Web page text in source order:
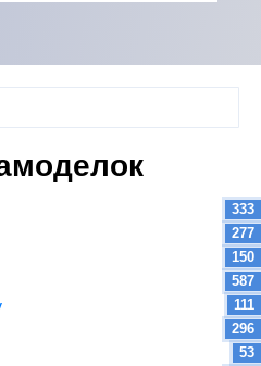
333
277
150
587
111
296
53